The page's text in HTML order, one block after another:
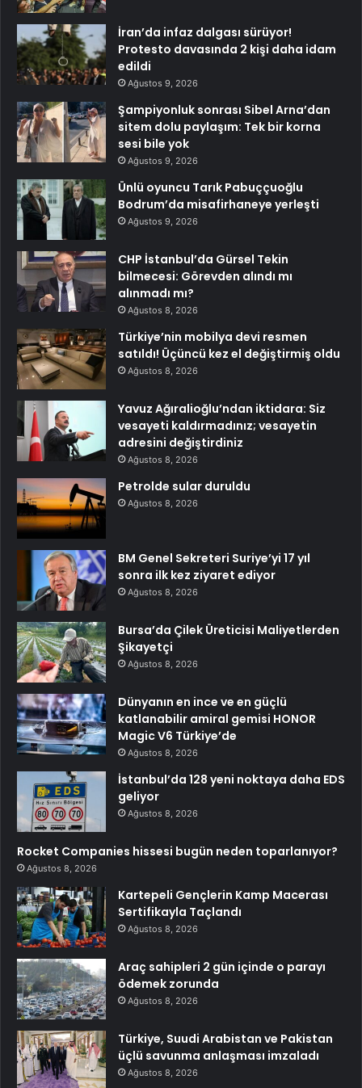
İran’da infaz dalgası sürüyor!
Protesto davasında 2 kişi daha idam
edildi
Ağustos 9, 2026
Şampiyonluk sonrası Sibel Arna’dan
sitem dolu paylaşım: Tek bir korna
sesi bile yok
Ağustos 9, 2026
Ünlü oyuncu Tarık Pabuççuoğlu
Bodrum’da misafirhaneye yerleşti
Ağustos 9, 2026
CHP İstanbul’da Gürsel Tekin
bilmecesi: Görevden alındı mı
alınmadı mı?
Ağustos 8, 2026
Türkiye’nin mobilya devi resmen
satıldı! Üçüncü kez el değiştirmiş oldu
Ağustos 8, 2026
Yavuz Ağıralioğlu’ndan iktidara: Siz
vesayeti kaldırmadınız; vesayetin
adresini değiştirdiniz
Ağustos 8, 2026
Petrolde sular duruldu
Ağustos 8, 2026
BM Genel Sekreteri Suriye’yi 17 yıl
sonra ilk kez ziyaret ediyor
Ağustos 8, 2026
Bursa’da Çilek Üreticisi Maliyetlerden
Şikayetçi
Ağustos 8, 2026
Dünyanın en ince ve en güçlü
katlanabilir amiral gemisi HONOR
Magic V6 Türkiye’de
Ağustos 8, 2026
İstanbul’da 128 yeni noktaya daha EDS
geliyor
Ağustos 8, 2026
Rocket Companies hissesi bugün neden toparlanıyor?
Ağustos 8, 2026
Kartepeli Gençlerin Kamp Macerası
Sertifikayla Taçlandı
Ağustos 8, 2026
Araç sahipleri 2 gün içinde o parayı
ödemek zorunda
Ağustos 8, 2026
Türkiye, Suudi Arabistan ve Pakistan
üçlü savunma anlaşması imzaladı
Ağustos 8, 2026